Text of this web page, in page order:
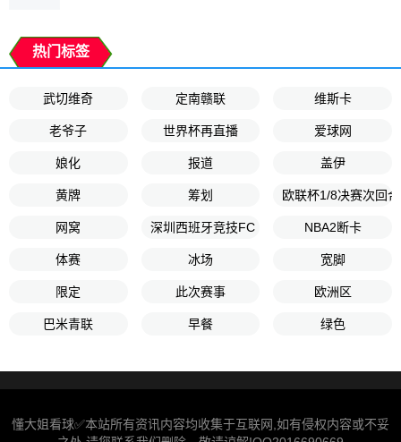
热门标签
武切维奇 定南赣联 维斯卡
老爷子 世界杯再直播 爱球网
娘化 报道 盖伊
黄牌 筹划 欧联杯1/8决赛次回合
网窝 深圳西班牙竞技FC NBA2断卡
体赛 冰场 宽脚
限定 此次赛事 欧洲区
巴米青联 早餐 绿色
懂大姐看球✅本站所有资讯内容均收集于互联网,如有侵权内容或不妥